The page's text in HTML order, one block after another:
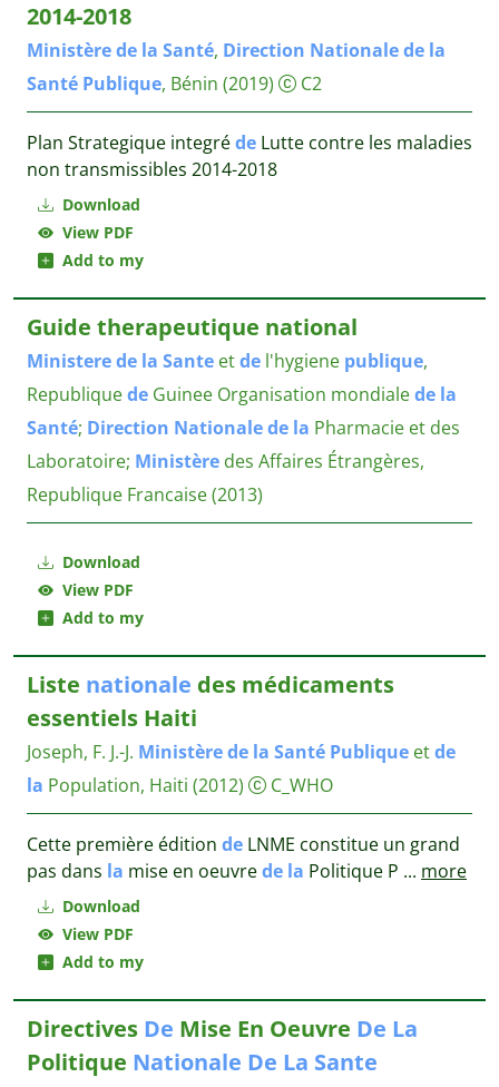
Download
View PDF
Add to my
2014-2018
Ministèrede la Santé, Direction Nationalede la
Santé Publique, Bénin (2019) C2
Plan Strategique integréde Lutte contre les maladies
non transmissibles 2014-2018
Download
View PDF
Add to my
Guide therapeutique national
Ministerede la Sante etde l'hygiene publique,
Republiquede Guinee Organisation mondialede la
Santé; Direction Nationalede la Pharmacie et des
Laboratoire; Ministère des Affaires Étrangères,
Republique Francaise(2013)
Download
View PDF
Add to my
Liste nationale des médicaments
essentiels Haiti
Joseph, F. J.-J. Ministèrede la Santé Publique etde
la Population, Haiti (2012) C_WHO
Cette première édition de LNME constitue un grand
pas dans la mise en oeuvrede la Politique P ... more
Directives De Mise En Oeuvre De La
Politique Nationale De La Sante